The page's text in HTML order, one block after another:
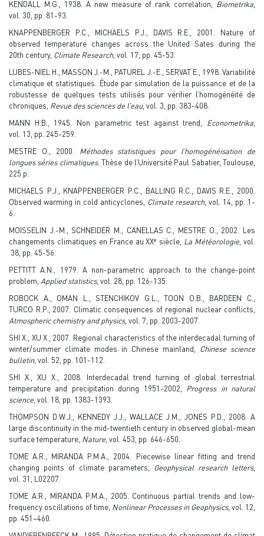
KENDALL M.G., 1938. A new measure of rank correlation, Biometrika,
vol. 30, pp. 81-93.
KNAPPENBERGER P.C., MICHAELS P.J., DAVIS R.E., 2001. Nature of
observed temperature changes across the United Sates during the
20th century, Climate Research, vol. 17, pp. 45-53.
LUBES-NIEL H., MASSON J.-M., PATUREL J.-E., SERVAT E., 1998. Variabilité
climatique et statistiques. Étude par simulation de la puissance et de la
robustesse de quelques tests utilisés pour vérifier l’homogénéité de
chroniques, Revue des sciences de l’eau, vol. 3, pp. 383-408.
MANN H.B., 1945. Non parametric test against trend, Econometrika,
vol. 13, pp. 245-259.
MESTRE O., 2000. Méthodes statistiques pour l’homogénéisation de
longues séries climatiques. Thèse de l’Université Paul Sabatier, Toulouse,
225 p.
MICHAELS P.J., KNAPPENBERGER P.C., BALLING R.C., DAVIS R.E., 2000.
Observed warming in cold anticyclones, Climate research, vol. 14, pp. 1-
6.
MOISSELIN J.-M., SCHNEIDER M., CANELLAS C., MESTRE O., 2002. Les
changements climatiques en France au XXe siècle, La Météorologie, vol.
38, pp. 45-56.
PETTITT A.N., 1979. A non-parametric approach to the change-point
problem, Applied statistics, vol. 28, pp. 126-135.
ROBOCK A., OMAN L., STENCHIKOV G.L., TOON O.B., BARDEEN C.,
TURCO R.P., 2007. Climatic consequences of regional nuclear conflicts,
Atmospheric chemistry and physics, vol. 7, pp. 2003-2007.
SHI X., XU X., 2007. Regional characteristics of the interdecadal turning of
winter/summer climate modes in Chinese mainland, Chinese science
bulletin, vol. 52, pp. 101-112.
SHI X., XU X., 2008. Interdecadal trend turning of global terrestrial
temperature and precipitation during 1951-2002, Progress in natural
science, vol. 18, pp. 1383-1393.
THOMPSON D.W.J., KENNEDY J.J., WALLACE J.M., JONES P.D., 2008. A
large discontinuity in the mid-twentieth century in observed global-mean
surface temperature, Nature, vol. 453, pp. 646-650.
TOME A.R., MIRANDA P.M.A., 2004. Piecewise linear fitting and trend
changing points of climate parameters, Geophysical research letters,
vol. 31, L02207.
TOME A.R., MIRANDA P.M.A., 2005. Continuous partial trends and low-
frequency oscillations of time, Nonlinear Processes in Geophysics, vol. 12,
pp. 451–460.